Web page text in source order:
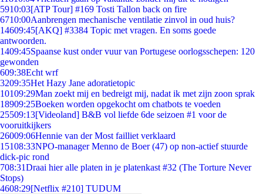
5910:03[ATP Tour] #169 Tosti Tallon back on fire
6710:00Aanbrengen mechanische ventilatie zinvol in oud huis?
14609:45[AKQ] #3384 Topic met vragen. En soms goede
antwoorden.
1409:45Spaanse kust onder vuur van Portugese oorlogsschepen: 120
gewonden
609:38Echt wrf
3209:35Het Hazy Jane adoratietopic
10109:29Man zoekt mij en bedreigt mij, nadat ik met zijn zoon sprak
18909:25Boeken worden opgekocht om chatbots te voeden
25509:13[Videoland] B&B vol liefde 6de seizoen #1 voor de
vooruitkijkers
26009:06Hennie van der Most failliet verklaard
15108:33NPO-manager Menno de Boer (47) op non-actief stuurde
dick-pic rond
708:31Draai hier alle platen in je platenkast #32 (The Torture Never
Stops)
4608:29[Netflix #210] TUDUM